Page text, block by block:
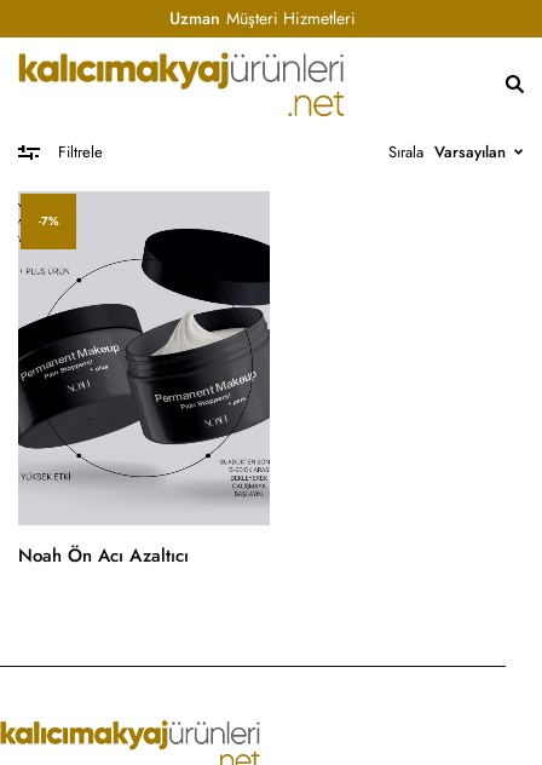
Uzman Müşteri Hizmetleri
Filtrele Sırala Varsayılan
-7%
Noah Ön Acı Azaltıcı